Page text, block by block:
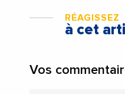
RÉAGISSEZ
à cet
Vos